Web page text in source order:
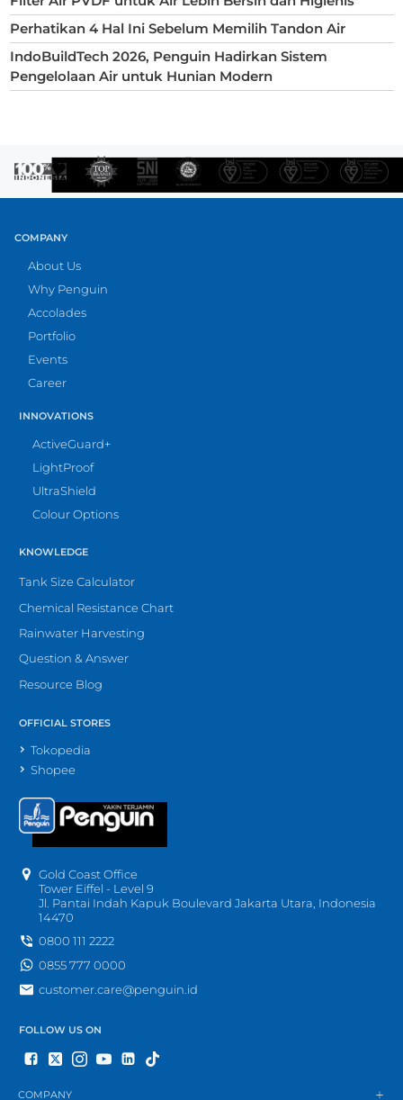
Perhatikan 4 Hal Ini Sebelum Memilih Tandon Air
IndoBuildTech 2026, Penguin Hadirkan Sistem
Pengelolaan Air untuk Hunian Modern
COMPANY
About Us
Why Penguin
Accolades
Portfolio
Events
Career
INNOVATIONS
ActiveGuard+
LightProof
UltraShield
Colour Options
KNOWLEDGE
Tank Size Calculator
Chemical Resistance Chart
Rainwater Harvesting
Question & Answer
Resource Blog
OFFICIAL STORES
Tokopedia
Shopee
Gold Coast Office
Tower Eiffel - Level 9
Jl. Pantai Indah Kapuk Boulevard Jakarta Utara, Indonesia
14470
0800 111 2222
0855 777 0000
customer.care@penguin.id
FOLLOW US ON
COMPANY